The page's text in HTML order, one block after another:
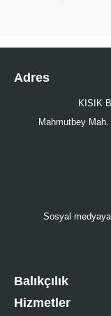
Adres
KISIK
Mahmutbey
Sosyal medyaya
Balıkçılık
Hizmetler